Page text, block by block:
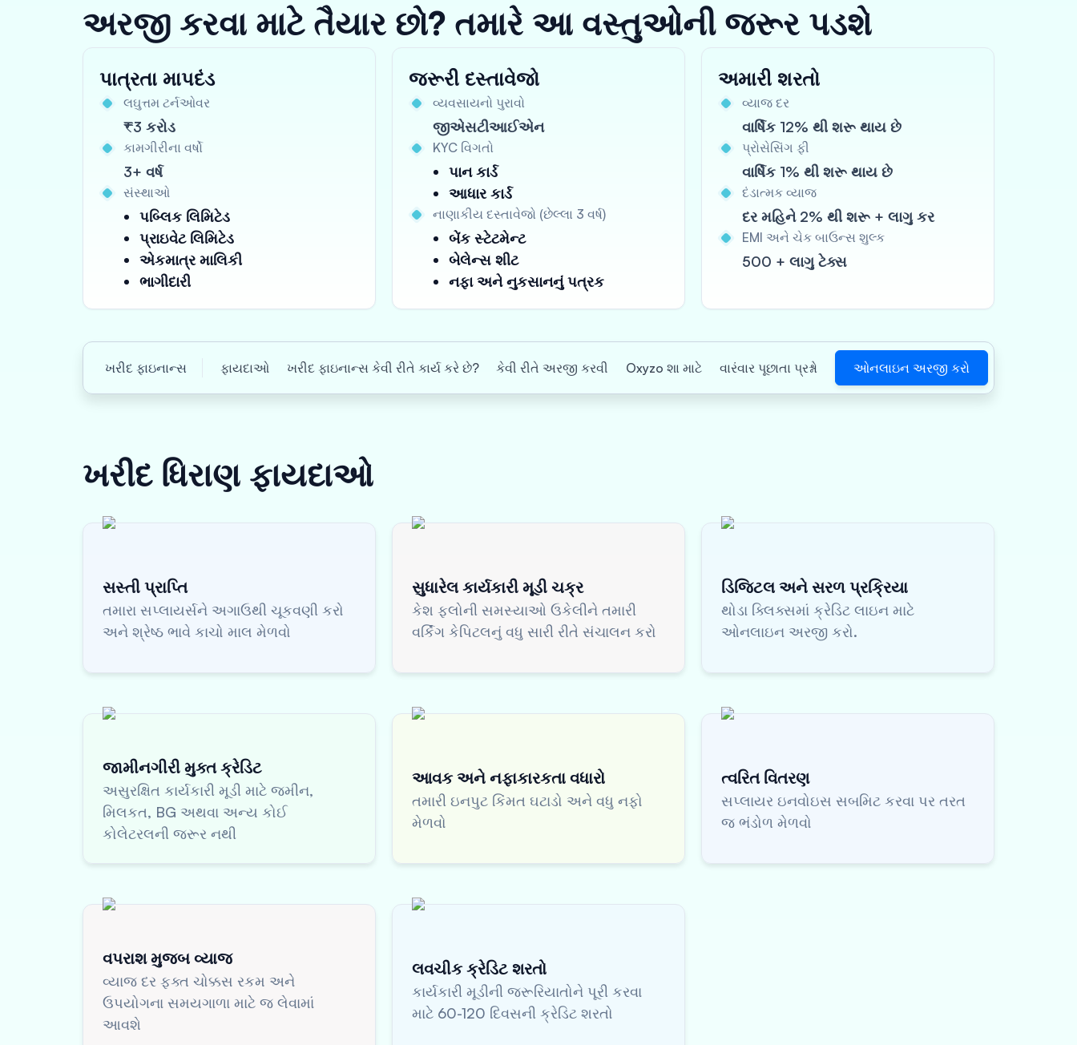
અરજી કરવા માટે તૈયાર છો? તમારે આ વસ્તુઓની જરૂર પડશે
પાત્રતા માપદંડ
લઘુત્તમ ટર્નઓવર
₹3 કરોડ
કામગીરીના વર્ષો
3+ વર્ષ
સંસ્થાઓ
પબ્લિક લિમિટેડ
પ્રાઇવેટ લિમિટેડ
એકમાત્ર માલિકી
ભાગીદારી
જરૂરી દસ્તાવેજો
વ્યવસાયનો પુરાવો
જીએસટીઆઈએન
KYC વિગતો
પાન કાર્ડ
આધાર કાર્ડ
નાણાકીય દસ્તાવેજો (છેલ્લા 3 વર્ષ)
બેંક સ્ટેટમેન્ટ
બેલેન્સ શીટ
નફા અને નુકસાનનું પત્રક
અમારી શરતો
વ્યાજ દર
વાર્ષિક 12% થી શરૂ થાય છે
પ્રોસેસિંગ ફી
વાર્ષિક 1% થી શરૂ થાય છે
દંડાત્મક વ્યાજ
દર મહિને 2% થી શરૂ + લાગુ કર
EMI અને ચેક બાઉન્સ શુલ્ક
500 + લાગુ ટેક્સ
ખરીદ ફાઇનાન્સ ફાયદાઓ ખરીદ ફાઇનાન્સ કેવી રીતે કાર્ય કરે છે? કેવી રીતે અરજી કરવી Oxyzo શા માટે વારંવાર પૂછાતા પ્રશ્નો ઓનલાઇન અરજી કરો
ખરીદ ધિરાણ ફાયદાઓ
સસ્તી પ્રાપ્તિ
તમારા સપ્લાયર્સને અગાઉથી ચૂકવણી કરો
અને શ્રેષ્ઠ ભાવે કાચો માલ મેળવો
સુધારેલ કાર્યકારી મૂડી ચક્ર
કેશ ફ્લોની સમસ્યાઓ ઉકેલીને તમારી
વર્કિંગ કેપિટલનું વધુ સારી રીતે સંચાલન કરો
ડિજિટલ અને સરળ પ્રક્રિયા
થોડા ક્લિક્સમાં ક્રેડિટ લાઇન માટે
ઓનલાઇન અરજી કરો.
જામીનગીરી મુક્ત ક્રેડિટ
અસુરક્ષિત કાર્યકારી મૂડી માટે જમીન,
મિલકત, BG અથવા અન્ય કોઈ
કોલેટરલની જરૂર નથી
આવક અને નફાકારકતા વધારો
તમારી ઇનપુટ કિંમત ઘટાડો અને વધુ નફો
મેળવો
ત્વરિત વિતરણ
સપ્લાયર ઇનવોઇસ સબમિટ કરવા પર તરત
જ ભંડોળ મેળવો
વપરાશ મુજબ વ્યાજ
વ્યાજ દર ફક્ત ચોક્કસ રકમ અને
ઉપયોગના સમયગાળા માટે જ લેવામાં
આવશે
લવચીક ક્રેડિટ શરતો
કાર્યકારી મૂડીની જરૂરિયાતોને પૂરી કરવા
માટે 60-120 દિવસની ક્રેડિટ શરતો